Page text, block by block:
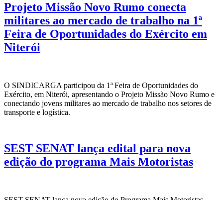
Projeto Missão Novo Rumo conecta
militares ao mercado de trabalho na 1ª
Feira de Oportunidades do Exército em
Niterói
O SINDICARGA participou da 1ª Feira de Oportunidades do
Exército, em Niterói, apresentando o Projeto Missão Novo Rumo e
conectando jovens militares ao mercado de trabalho nos setores de
transporte e logística.
SEST SENAT lança edital para nova
edição do programa Mais Motoristas